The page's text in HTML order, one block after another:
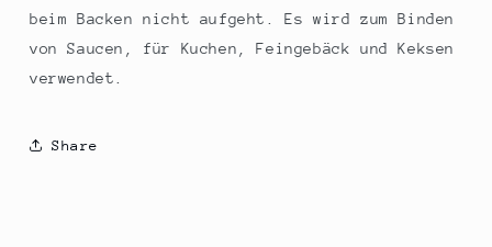
beim Backen nicht aufgeht. Es wird zum Binden
von Saucen, für Kuchen, Feingebäck und Keksen
verwendet.
Share